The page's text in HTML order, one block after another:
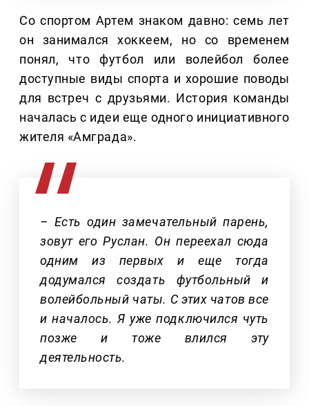
Со спортом Артем знаком давно: семь лет
он занимался хоккеем, но со временем
понял, что футбол или волейбол более
доступные виды спорта и хорошие поводы
для встреч с друзьями. История команды
началась с идеи еще одного инициативного
жителя «Амграда».
– Есть один замечательный парень,
зовут его Руслан. Он переехал сюда
одним из первых и еще тогда
додумался создать футбольный и
волейбольный чаты. С этих чатов все
и началось. Я уже подключился чуть
позже и тоже влился эту
деятельность.